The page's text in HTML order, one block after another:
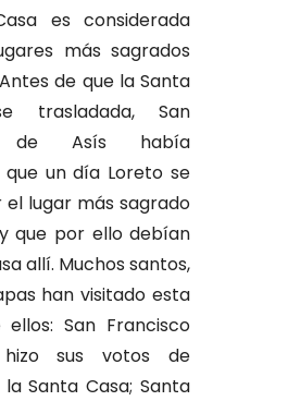
es considerada
más sagrados
de que la Santa
trasladada, San
de Asís había
un día Loreto se
lugar más sagrado
que por ello debían
allí. Muchos santos,
han visitado esta
ellos: San Francisco
sus votos de
Santa Casa; Santa